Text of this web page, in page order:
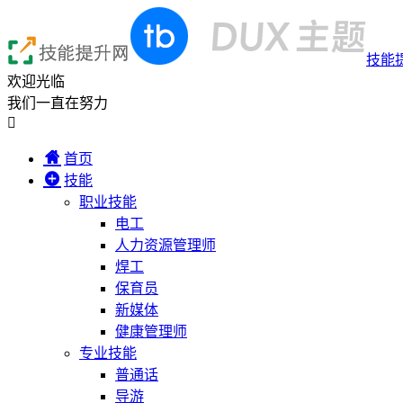
技能
欢迎光临
我们一直在努力

首页
技能
职业技能
电工
人力资源管理师
焊工
保育员
新媒体
健康管理师
专业技能
普通话
导游